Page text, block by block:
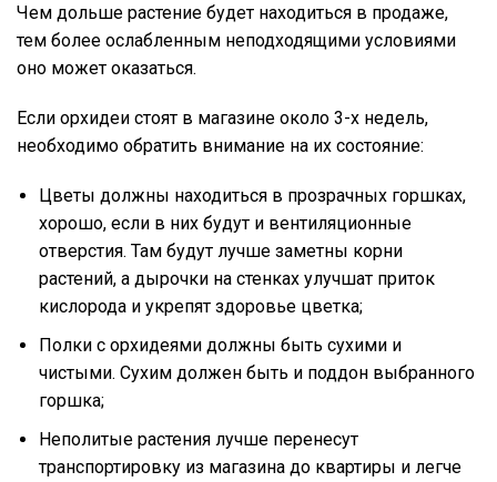
Чем дольше растение будет находиться в продаже,
тем более ослабленным неподходящими условиями
оно может оказаться.
Если орхидеи стоят в магазине около 3-х недель,
необходимо обратить внимание на их состояние:
Цветы должны находиться в прозрачных горшках,
хорошо, если в них будут и вентиляционные
отверстия. Там будут лучше заметны корни
растений, а дырочки на стенках улучшат приток
кислорода и укрепят здоровье цветка;
Полки с орхидеями должны быть сухими и
чистыми. Сухим должен быть и поддон выбранного
горшка;
Неполитые растения лучше перенесут
транспортировку из магазина до квартиры и легче